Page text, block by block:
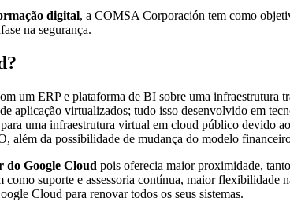
digital, a COMSA Corporación tem como
na segurança.
um ERP e plataforma de BI sobre uma infraestrutura
aplicação virtualizados; tudo isso desenvolvido em
uma infraestrutura virtual em cloud público devido
além da possibilidade de mudança do modelo
do Google Cloud pois oferecia maior proximidade,
como suporte e assessoria contínua, maior
Cloud para renovar todos os seus sistemas.